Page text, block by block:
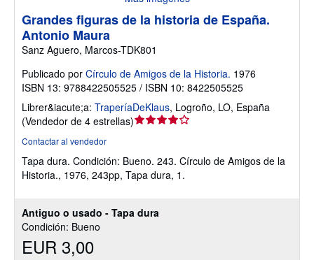
Antiguo o usado - Tapa dura
Condición: Bueno
EUR 3,00
Grandes figuras de la historia de España.
Antonio Maura
Sanz Aguero, Marcos-TDK801
Publicado por Círculo de Amigos de la Historia. 1976
ISBN 13: 9788422505525 / ISBN 10: 8422505525
Librer&iacute;a: TraperíaDeKlaus, Logroño, LO, España
(Vendedor de 4 estrellas)Calificación
4
de
Contactar al vendedor
Tapa dura. Condición: Bueno. 243. Círculo de Amigos de la
Historia., 1976, 243pp, Tapa dura, 1.